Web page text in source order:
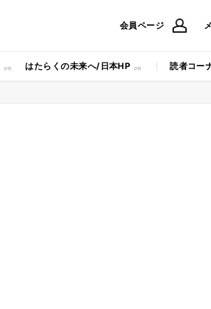
会員ページ
はたらくの未来へ/日本HP 読者コー